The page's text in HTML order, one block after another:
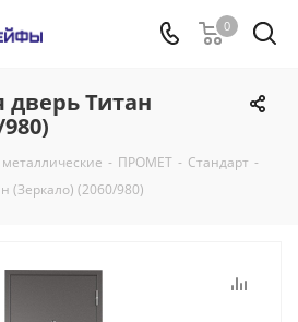
0
дверь Титан
- ПРОМЕТ - Стандарт -
(Зеркало) (2060/980)